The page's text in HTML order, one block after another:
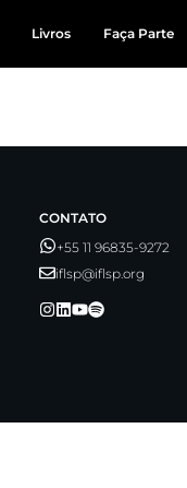
Livros Faça Parte
CONTATO
+55 11 96835-9272
iflsp@iflsp.org